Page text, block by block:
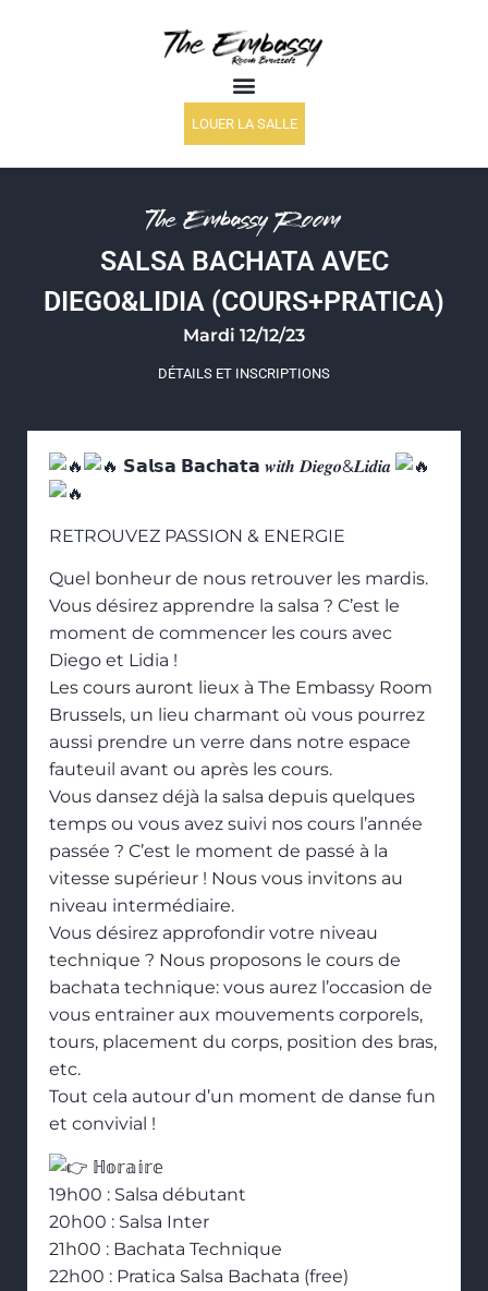
LOUER LA SALLE
The Embassy Room
SALSA BACHATA AVEC
DIEGO&LIDIA (COURS+PRATICA)
Mardi 12/12/23
DÉTAILS ET INSCRIPTIONS
𝗦𝗮𝗹𝘀𝗮 𝗕𝗮𝗰𝗵𝗮𝘁𝗮 𝒘𝒊𝒕𝒉 𝑫𝒊𝒆𝒈𝒐&𝑳𝒊𝒅𝒊𝒂
RETROUVEZ PASSION & ENERGIE
Quel bonheur de nous retrouver les mardis.
Vous désirez apprendre la salsa ? C’est le
moment de commencer les cours avec
Diego et Lidia !
Les cours auront lieux à The Embassy Room
Brussels, un lieu charmant où vous pourrez
aussi prendre un verre dans notre espace
fauteuil avant ou après les cours.
Vous dansez déjà la salsa depuis quelques
temps ou vous avez suivi nos cours l’année
passée ? C’est le moment de passé à la
vitesse supérieur ! Nous vous invitons au
niveau intermédiaire.
Vous désirez approfondir votre niveau
technique ? Nous proposons le cours de
bachata technique: vous aurez l’occasion de
vous entrainer aux mouvements corporels,
tours, placement du corps, position des bras,
etc.
Tout cela autour d’un moment de danse fun
et convivial !
ℍ𝕠𝕣𝕒𝕚𝕣𝕖
19h00 : Salsa débutant
20h00 : Salsa Inter
21h00 : Bachata Technique
22h00 : Pratica Salsa Bachata (free)